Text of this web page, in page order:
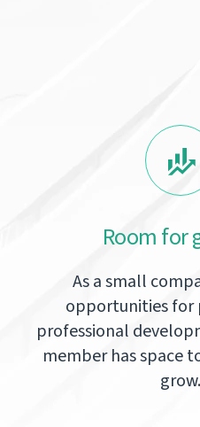
Room for
As a small
opportunities for
professional
member has space
grow.